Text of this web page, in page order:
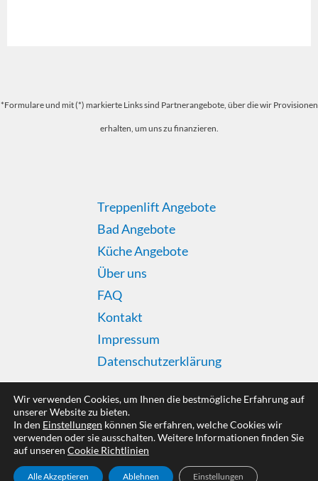
*Formulare und mit (*) markierte Links sind Partnerangebote, über die wir Provisionen
erhalten, um uns zu finanzieren.
Treppenlift Angebote
Bad Angebote
Küche Angebote
Über uns
FAQ
Kontakt
Impressum
Datenschutzerklärung
Copyright © 2026 Altersgerecht Modernisieren
Wir verwenden Cookies, um Ihnen die bestmögliche Erfahrung auf
unserer Website zu bieten.
In den Einstellungen können Sie erfahren, welche Cookies wir
verwenden oder sie ausschalten. Weitere Informationen finden Sie
auf unseren Cookie Richtlinien
Alle Akzeptieren Ablehnen Einstellungen